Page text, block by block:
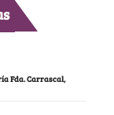
Fda. Carrascal,